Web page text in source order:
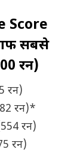
Score
सबसे
रन)
रन)
रन)*
रन)
रन)